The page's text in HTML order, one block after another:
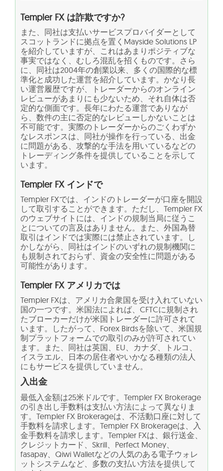
Templer FX は詐欺ですか?
また、同社は支払いサービスプロバイダーとして
スコットランドに拠点を置くMayside Solutions LP
を紹介していますが、これはあまりポジティブな
事実ではなく、むしろ混乱を招くものです。さら
に、同社は2004年の創業以来、多くの国際的な標
準化と成功した運営を紹介しています。かなり長
い運営履歴ですが、トレーダーからのオンライン
レビューがあまりにも少ないため、それ自体は否
定的な側面です。長年にわたる運営でありなが
ら、数件の主に否定的なレビューしかないことは
不可能です。実際のトレーダーからのごくわずか
なレスポンスは、同社が操作を行っている、出金
に問題がある、攻撃的な手法を用いているなどの
トレーディング条件を提供していることを示して
います。
Templer FX インドで
Templer FXでは、インドのトレーダーが口座を開設
して取引することができます。ただし、Templer FX
のウェブサイトには、インドの規制当局に従うこ
とについての言及はありません。また、外国為替
取引はインドでは実際には禁止されています。し
かしながら、同社はインドのいずれの規制機関に
も規制されておらず、資金の安全性に問題がある
可能性があります。
Templer FX アメリカでは
Templer FXは、アメリカ合衆国を受け入れていない
国の一つです。米国法によれば、CFTCに規制され
たブローカーだけが米国トレーダーに許可されて
います。したがって、Forex Birdsを除いて、米国規
制プラットフォームでの取引のみが許可されてい
ます。また、同社は英国、EU、カナダ、トルコ、
イスラエル、日本の居住者やいかなる種類の法人
にもサービスを提供していません。
入出金
最低入金額は25米ドルです。Templer FX Brokerage
の引き出し手数料は支払い方法によって異なりま
す。Templer FX Brokerageは、不活動口座に対して
手数料を請求します。Templer FX Brokerageは、入
金手数料を請求します。Templer FXは、銀行送金、
クレジットカード、Skrill、Perfect Money、
fasapay、Qiwi Walletなどの人気のある電子ウォレ
ットシステムなど、多数の支払い方法を提供して